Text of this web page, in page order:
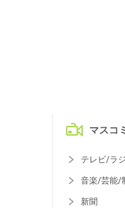
マスコミ
テレビ/ラ
音楽/芸能/
新聞